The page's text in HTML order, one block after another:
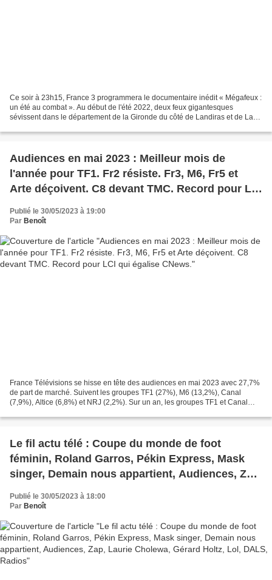
Ce soir à 23h15, France 3 programmera le documentaire inédit « Mégafeux :
un été au combat ». Au début de l'été 2022, deux feux gigantesques
sévissent dans le département de la Gironde du côté de Landiras et de La
Audiences en mai 2023 : Meilleur mois de
l'année pour TF1. Fr2 résiste. Fr3, M6, Fr5 et
Arte déçoivent. C8 devant TMC. Record pour LCI
Publié le 30/05/2023 à 19:00
Par Benoît
France Télévisions se hisse en tête des audiences en mai 2023 avec 27,7%
de part de marché. Suivent les groupes TF1 (27%), M6 (13,2%), Canal
(7,9%), Altice (6,8%) et NRJ (2,2%). Sur un an, les groupes TF1 et Canal
Le fil actu télé : Coupe du monde de foot
féminin, Roland Garros, Pékin Express, Mask
singer, Demain nous appartient, Audiences, Zap,
Laurie Cholewa, Gérard Holtz, Lol, DALS,
Radios
Publié le 30/05/2023 à 18:00
Par Benoît